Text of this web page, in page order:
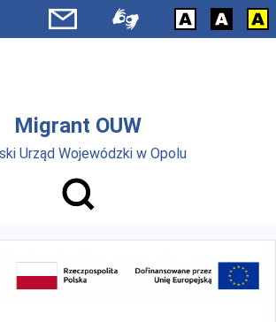
głównego
Migrant OUW
Urząd Wojewódzki w Opolu